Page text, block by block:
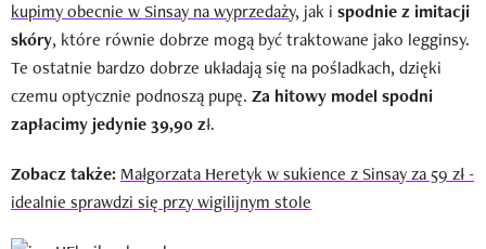
kupimy obecnie w Sinsay na wyprzedaży, jak i spodnie z imitacji
skóry, które równie dobrze mogą być traktowane jako legginsy.
Te ostatnie bardzo dobrze układają się na pośladkach, dzięki
czemu optycznie podnoszą pupę. Za hitowy model spodni
zapłacimy jedynie 39,90 zł.
Zobacz także: Małgorzata Heretyk w sukience z Sinsay za 59 zł -
idealnie sprawdzi się przy wigilijnym stole